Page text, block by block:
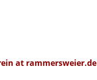
at rammersweier.de